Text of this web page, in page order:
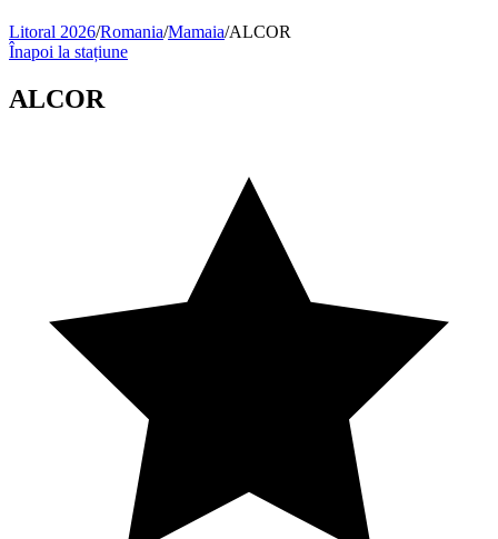
Litoral 2026/Romania/Mamaia/ALCOR
Înapoi la stațiune
ALCOR